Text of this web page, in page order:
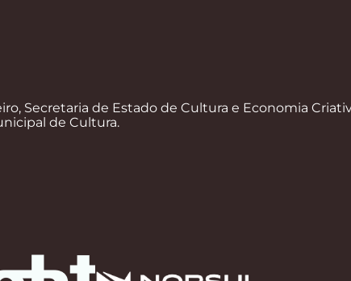
Secretaria de Estado de Cultura e Economia
de Cultura.